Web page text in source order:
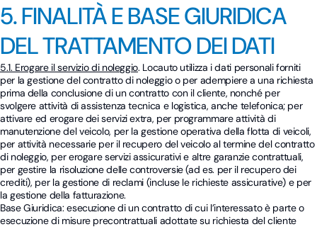
5. FINALITÀ E BASE GIURIDICA
DEL TRATTAMENTO DEI DATI
5.1. Erogare il servizio di noleggio. Locauto utilizza i dati personali forniti
per la gestione del contratto di noleggio o per adempiere a una richiesta
prima della conclusione di un contratto con il cliente, nonché per
svolgere attività di assistenza tecnica e logistica, anche telefonica; per
attivare ed erogare dei servizi extra, per programmare attività di
manutenzione del veicolo, per la gestione operativa della flotta di veicoli,
per attività necessarie per il recupero del veicolo al termine del contratto
di noleggio, per erogare servizi assicurativi e altre garanzie contrattuali,
per gestire la risoluzione delle controversie (ad es. per il recupero dei
crediti), per la gestione di reclami (incluse le richieste assicurative) e per
la gestione della fatturazione.
Base Giuridica: esecuzione di un contratto di cui l’interessato è parte o
esecuzione di misure precontrattuali adottate su richiesta del cliente